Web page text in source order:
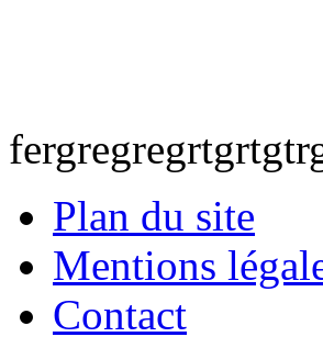
Plan du site
Mentions
Contact